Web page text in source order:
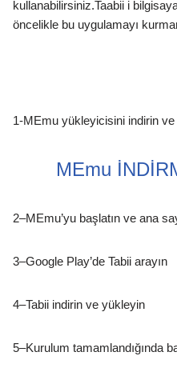
kullanabilirsiniz.Taabii i
öncelikle bu uygulamayı
1-MEmu yükleyicisini indirin
MEmu
2–MEmu’yu başlatın ve ana
3–Google Play’de Tabii arayın
4–Tabii indirin ve yükleyin
5–Kurulum tamamlandığında